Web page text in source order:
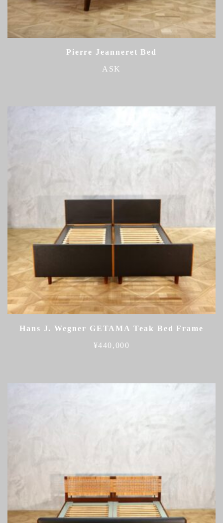
Pierre Jeanneret Bed
ASK
Hans J. Wegner GETAMA Teak Bed Frame
¥440,000